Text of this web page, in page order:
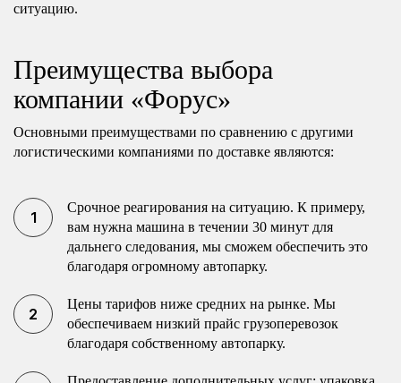
ситуацию.
Преимущества выбора
компании «Форус»
Основными преимуществами по сравнению с другими
логистическими компаниями по доставке являются:
Срочное реагирования на ситуацию. К примеру,
вам нужна машина в течении 30 минут для
дальнего следования, мы сможем обеспечить это
благодаря огромному автопарку.
Цены тарифов ниже средних на рынке. Мы
обеспечиваем низкий прайс грузоперевозок
благодаря собственному автопарку.